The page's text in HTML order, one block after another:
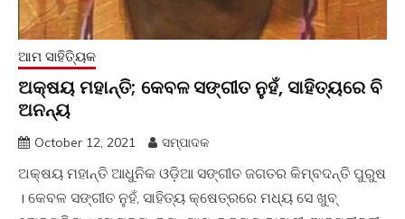
ଆମ ସାହିତ୍ୟିକ
ଅକ୍ଷୟ ମହାନ୍ତି; କେବଳ ସଙ୍ଗୀତ ନୁହଁ, ସାହିତ୍ୟରେ ବି
ଅନନ୍ୟ
October 12, 2021 ସମ୍ପାଦକ
ଅକ୍ଷୟ ମହାନ୍ତି ଆଧୁନିକ ଓଡି଼ଆ ସଙ୍ଗୀତ ଜଗତର କିମ୍ବଦନ୍ତି ପୁରୁଷ
। କେବଳ ସଙ୍ଗୀତ ନୁହଁ, ସାହିତ୍ୟ କ୍ଷେତ୍ରରେ ମଧ୍ୟ ସେ ଖୁବ୍‍